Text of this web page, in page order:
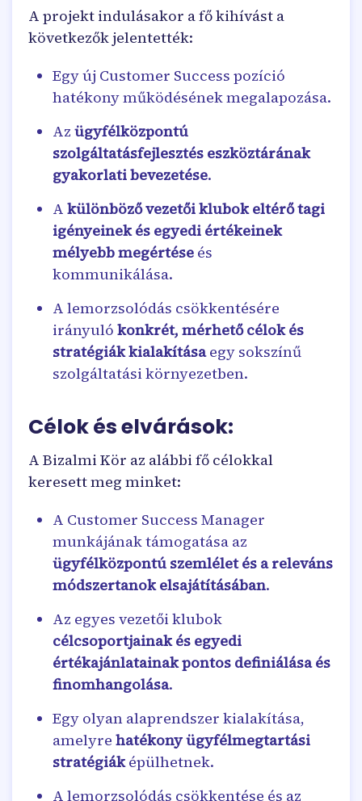
A projekt indulásakor a fő kihívást a
következők jelentették:
Egy új Customer Success pozíció
hatékony működésének megalapozása.
Az ügyfélközpontú
szolgáltatásfejlesztés eszköztárának
gyakorlati bevezetése.
A különböző vezetői klubok eltérő tagi
igényeinek és egyedi értékeinek
mélyebb megértése és
kommunikálása.
A lemorzsolódás csökkentésére
irányuló konkrét, mérhető célok és
stratégiák kialakításaegy sokszínű
szolgáltatási környezetben.
Célok és elvárások:
A Bizalmi Kör az alábbi fő célokkal
keresett meg minket:
A Customer Success Manager
munkájának támogatása az
ügyfélközpontú szemlélet és a releváns
módszertanok elsajátításában.
Az egyes vezetői klubok
célcsoportjainak és egyedi
értékajánlatainak pontos definiálása és
finomhangolása.
Egy olyan alaprendszer kialakítása,
amelyre hatékony ügyfélmegtartási
stratégiáképülhetnek.
A lemorzsolódás csökkentése és az